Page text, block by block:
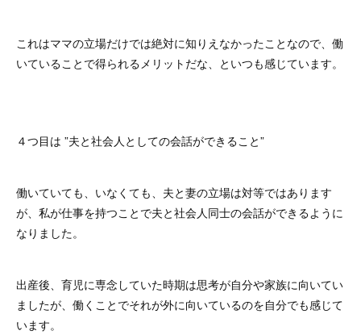
これはママの立場だけでは絶対に知りえなかったことなので、働
いていることで得られるメリットだな、といつも感じています。
４つ目は ”夫と社会人としての会話ができること”
働いていても、いなくても、夫と妻の立場は対等ではあります
が、私が仕事を持つことで夫と社会人同士の会話ができるように
なりました。
出産後、育児に専念していた時期は思考が自分や家族に向いてい
ましたが、働くことでそれが外に向いているのを自分でも感じて
います。